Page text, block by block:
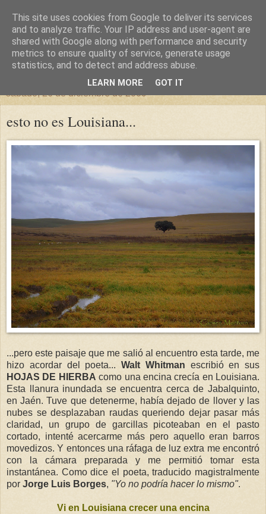
un sitio diferente
una casa para crecer, un castillo para soñar
sábado, 26 de diciembre de 2009
esto no es Louisiana...
...pero este paisaje que me salió al encuentro esta tarde, me
hizo acordar del poeta... Walt Whitman escribió en sus
HOJAS DE HIERBA como una encina crecía en Louisiana.
Esta llanura inundada se encuentra cerca de Jabalquinto,
en Jaén. Tuve que detenerme, había dejado de llover y las
nubes se desplazaban raudas queriendo dejar pasar más
claridad, un grupo de garcillas picoteaban en el pasto
cortado, intenté acercarme más pero aquello eran barros
movedizos. Y entonces una ráfaga de luz extra me encontró
con la cámara preparada y me permitió tomar esta
instantánea. Como dice el poeta, traducido magistralmente
por Jorge Luis Borges, "Yo no podría hacer lo mismo".
Vi en Louisiana crecer una encina
This site uses cookies from Google to deliver its services
and to analyze traffic. Your IP address and user-agent are
shared with Google along with performance and security
metrics to ensure quality of service, generate usage
statistics, and to detect and address abuse.
LEARN MORE GOT IT